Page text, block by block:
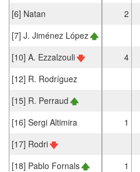
[6] Natan
2
[7] J. Jiménez López
[10] A. Ezzalzouli
4
[12] R. Rodríguez
[15] R. Perraud
[16] Sergi Altimira
1
[17] Rodri
[18] Pablo Fornals
1